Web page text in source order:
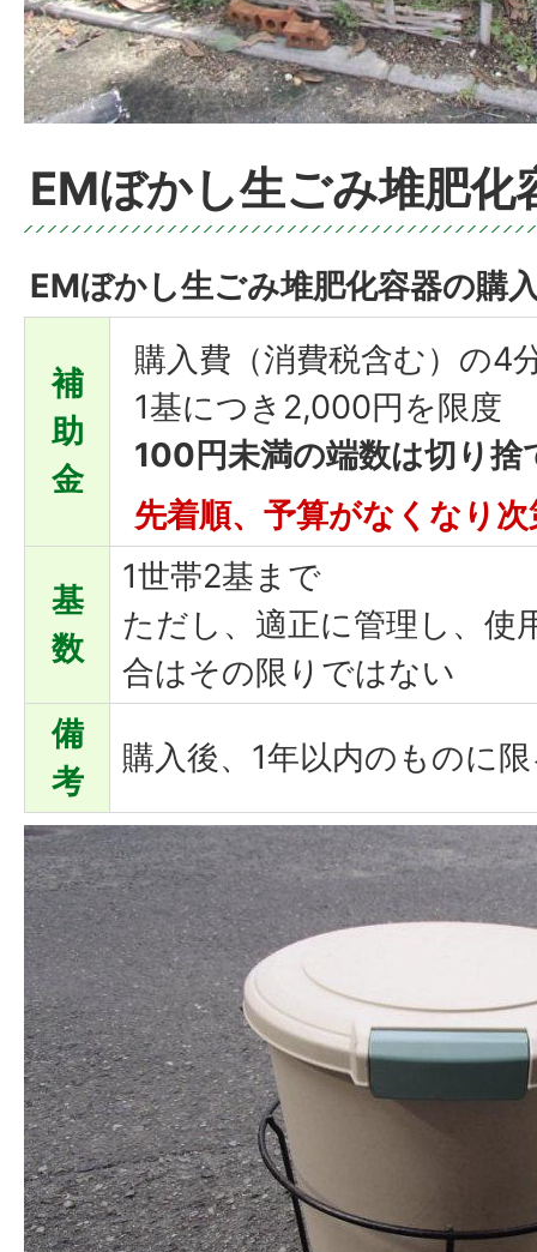
EMぼかし生ごみ堆肥化
EMぼかし生ごみ堆肥化容器の購
補
助
金
購入費（消費税含む）の4
1基につき2,000円を限度
100円未満の端数は切り捨
先着順、予算がな くなり
基
数
1世帯2基まで
ただし、適正に管理し、使
合はその限りではない
備
考
購入後、1年以内のものに